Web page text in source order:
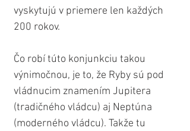
vyskytujú v priemere len každých
200 rokov.
Čo robí túto konjunkciu takou
výnimočnou, je to, že Ryby sú pod
vládnucim znamením Jupitera
(tradičného vládcu) aj Neptúna
(moderného vládcu). Takže tu